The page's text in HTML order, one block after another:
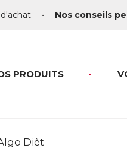
• Nos conseils
PRODUITS
Dièt